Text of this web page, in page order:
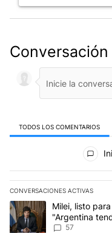
Conversación
TODOS LOS COMENTARIOS
Todos los
CONVERSACIONES ACTIVAS
Este listado muestra los
Un artículo de tendencia
Milei, listo
"Argentina
57